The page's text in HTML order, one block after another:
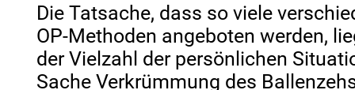
Die Tatsache, dass so viele
OP-Methoden angeboten werden,
der Vielzahl der persönlichen
Sache Verkrümmung des